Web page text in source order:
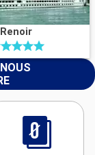
Renoir